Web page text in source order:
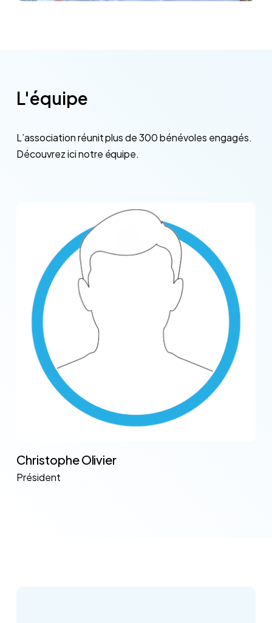
L'équipe
L’associationréunitplus de 300 bénévoles engagés.
Découvrezicinotre équipe.
Christophe Olivier
Président